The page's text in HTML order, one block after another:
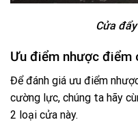
Cửa
Ưu điểm nhược điểm
Để đánh giá ưu điểm
cường lực, chúng ta hãy
2 loại cửa này.